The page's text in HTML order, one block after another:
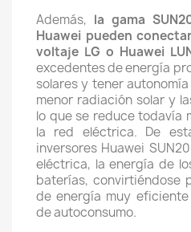
Además, la gama
Huawei pueden
voltaje LG o Huawei
excedentes de energía
solares y tener
menor radiación solar y
lo que se reduce todavía
la red eléctrica. De
inversores Huawei
eléctrica, la energía de
baterías, convirtiéndose
de energía muy
de autoconsumo.